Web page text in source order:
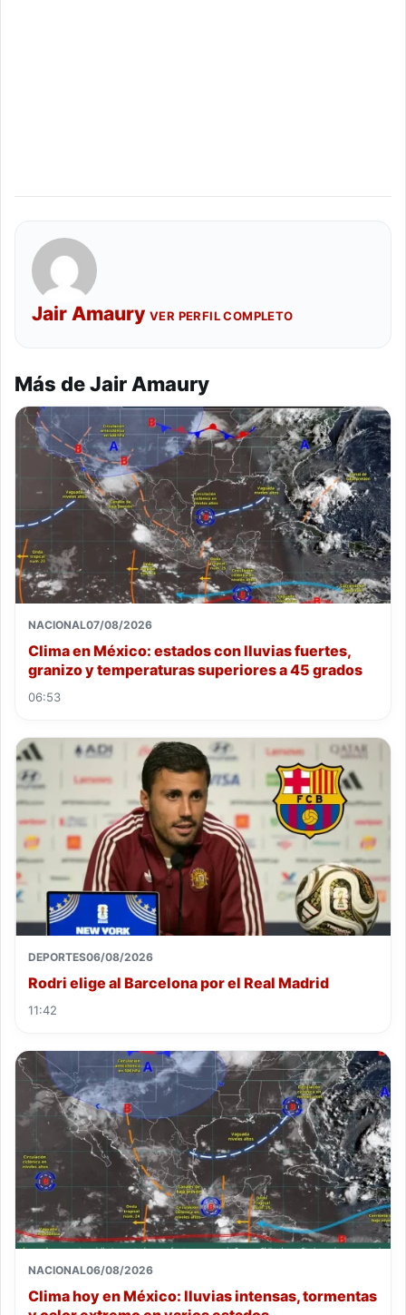
Jair Amaury VER PERFIL COMPLETO
Más de Jair Amaury
NACIONAL07/08/2026
Clima en México: estados con lluvias fuertes,
granizo y temperaturas superiores a 45 grados
06:53
DEPORTES06/08/2026
Rodri elige al Barcelona por el Real Madrid
11:42
NACIONAL06/08/2026
Clima hoy en México: lluvias intensas, tormentas